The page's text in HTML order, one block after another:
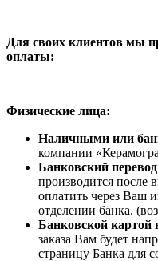
Для своих клиентов мы
оплаты:
Физические лица:
Наличными или
компании
Банковский
производится после
оплатить через Ваш
отделении банка.
Банковской картой
заказа Вам будет
страницу Банка для